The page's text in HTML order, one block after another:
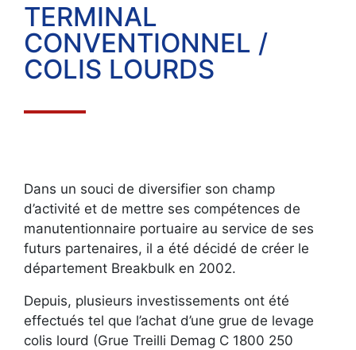
TERMINAL
CONVENTIONNEL /
COLIS LOURDS
Dans un souci de diversifier son champ
d’activité et de mettre ses compétences de
manutentionnaire portuaire au service de ses
futurs partenaires, il a été décidé de créer le
département Breakbulk en 2002.
Depuis, plusieurs investissements ont été
effectués tel que l’achat d’une grue de levage
colis lourd (Grue Treilli Demag C 1800 250